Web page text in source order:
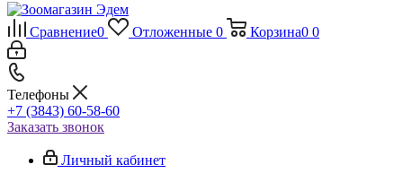
Сравнение0 Отложенные 0 Корзина0 0
Телефоны
+7 (3843) 60-58-60
Заказать звонок
Личный кабинет